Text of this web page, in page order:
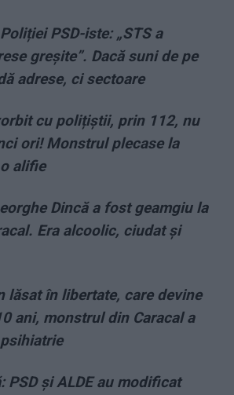
PSD-iste: „STS a
greșite”. Dacă suni de pe
adrese, ci sectoare
cu polițiștii, prin 112, nu
ori! Monstrul plecase la
alifie
Dincă a fost geamgiu la
Era alcoolic, ciudat și
lăsat în libertate, care devine
ani, monstrul din Caracal a
PSD și ALDE au modificat